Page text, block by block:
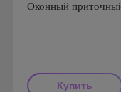
Оконный